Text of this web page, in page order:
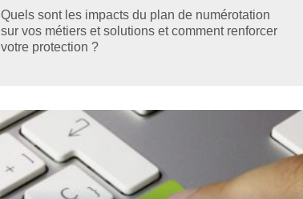
Quels sont les impacts du plan de numérotation
sur vos métiers et solutions et comment renforcer
votre protection ?